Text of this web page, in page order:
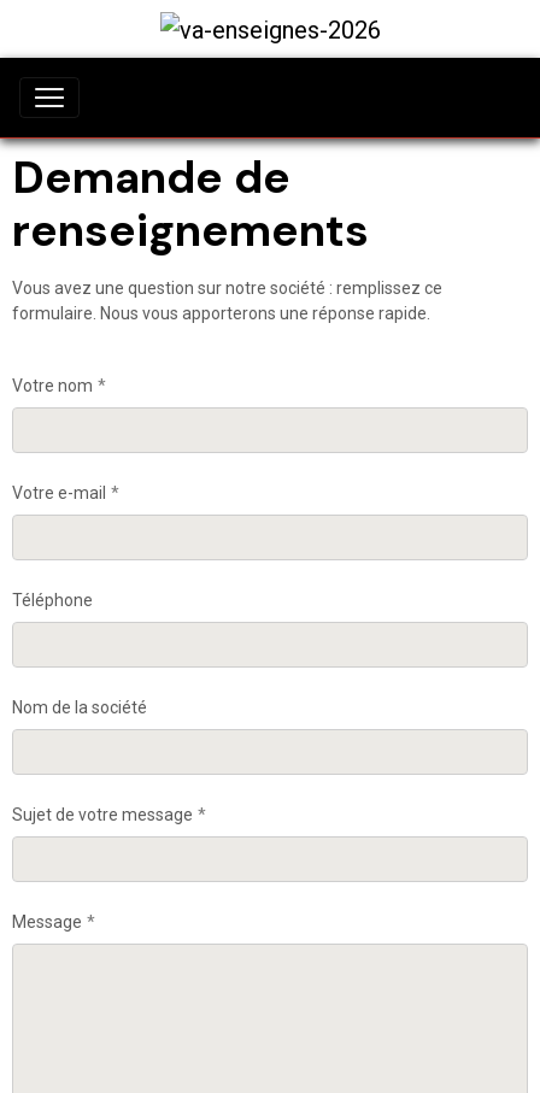
Demande de
renseignements
Vous avez une question sur notre société : remplissez ce
formulaire. Nous vous apporterons une réponse rapide.
Votre nom
Votre e-mail
Téléphone
Nom de la société
Sujet de votre message
Message